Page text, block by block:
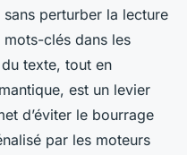
perturber la lecture
clés dans les
texte, tout en
est un levier
d’éviter le bourrage
par les moteurs